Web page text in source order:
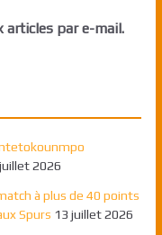
articles par e-mail.
2026
à plus de 40 points
Spurs 13 juillet 2026